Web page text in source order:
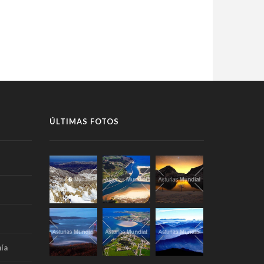
ÚLTIMAS FOTOS